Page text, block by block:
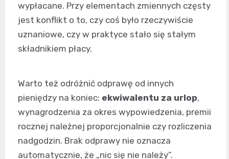
wypłacane. Przy elementach zmiennych częsty
jest konflikt o to, czy coś było rzeczywiście
uznaniowe, czy w praktyce stało się stałym
składnikiem płacy.
Warto też odróżnić odprawę od innych
pieniędzy na koniec: ekwiwalentu za urlop,
wynagrodzenia za okres wypowiedzenia, premii
rocznej należnej proporcjonalnie czy rozliczenia
nadgodzin. Brak odprawy nie oznacza
automatycznie, że „nic się nie należy”.